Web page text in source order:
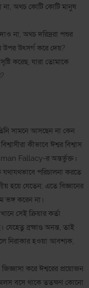
অথচ কোটি কোটি মানুষ
না, অথচ দরিদ্ররা পশুর
উপর উৎসর্গ করে দেয়?
করেছ, যারা তোমাকে
সামনে আসছেন না কেন
কীভাবে ঈশ্বর বিশ্বাস
Fallacy-র অন্তর্ভুক্ত।
যথাযথভাবে পরিচালনা করতে
হয়ে যেতেন; এতে বিজ্ঞানের
ভঙ্গ করেন না।
সেই ক্রিয়ার কর্তা
যেহেতু ব্রহ্মাণ্ড অনন্ত, তাই
নিরাকার হওয়া আবশ্যক,
করে ঈশ্বরের প্রয়োজন
অলস বসে থাকে ততক্ষণ কোনো